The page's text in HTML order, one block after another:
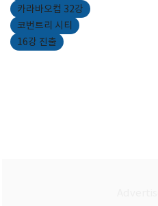
카라바오컵 32강
코번트리 시티
16강 진출